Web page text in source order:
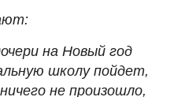
на Новый год
школу пойдет,
не произошло,